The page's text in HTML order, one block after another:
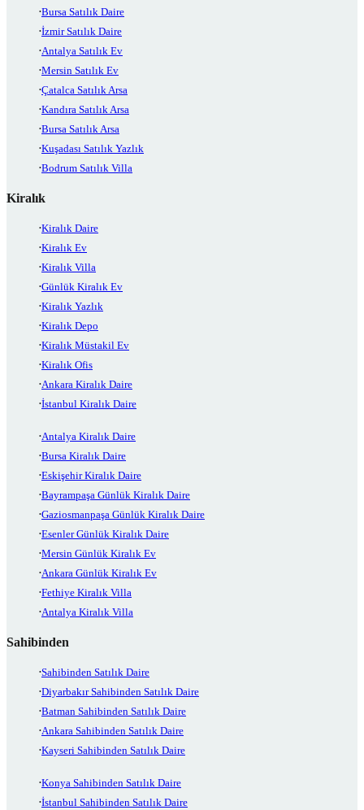
Bursa Satılık Daire
İzmir Satılık Daire
Antalya Satılık Ev
Mersin Satılık Ev
Çatalca Satılık Arsa
Kandıra Satılık Arsa
Bursa Satılık Arsa
Kuşadası Satılık Yazlık
Bodrum Satılık Villa
Kiralık
Kiralık Daire
Kiralık Ev
Kiralık Villa
Günlük Kiralık Ev
Kiralık Yazlık
Kiralık Depo
Kiralık Müstakil Ev
Kiralık Ofis
Ankara Kiralık Daire
İstanbul Kiralık Daire
Antalya Kiralık Daire
Bursa Kiralık Daire
Eskişehir Kiralık Daire
Bayrampaşa Günlük Kiralık Daire
Gaziosmanpaşa Günlük Kiralık Daire
Esenler Günlük Kiralık Daire
Mersin Günlük Kiralık Ev
Ankara Günlük Kiralık Ev
Fethiye Kiralık Villa
Antalya Kiralık Villa
Sahibinden
Sahibinden Satılık Daire
Diyarbakır Sahibinden Satılık Daire
Batman Sahibinden Satılık Daire
Ankara Sahibinden Satılık Daire
Kayseri Sahibinden Satılık Daire
Konya Sahibinden Satılık Daire
İstanbul Sahibinden Satılık Daire